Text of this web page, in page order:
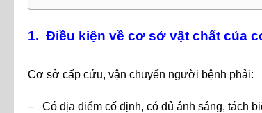
1. Điều kiện về cơ sở vật chất của
Cơ sở cấp cứu, vận chuyển người bệnh phải:
– Có địa điểm cố định, có đủ ánh sáng, tách